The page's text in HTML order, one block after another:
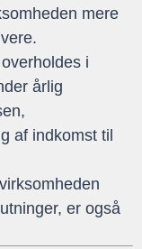
mere
i
årlig
af indkomst til
er også